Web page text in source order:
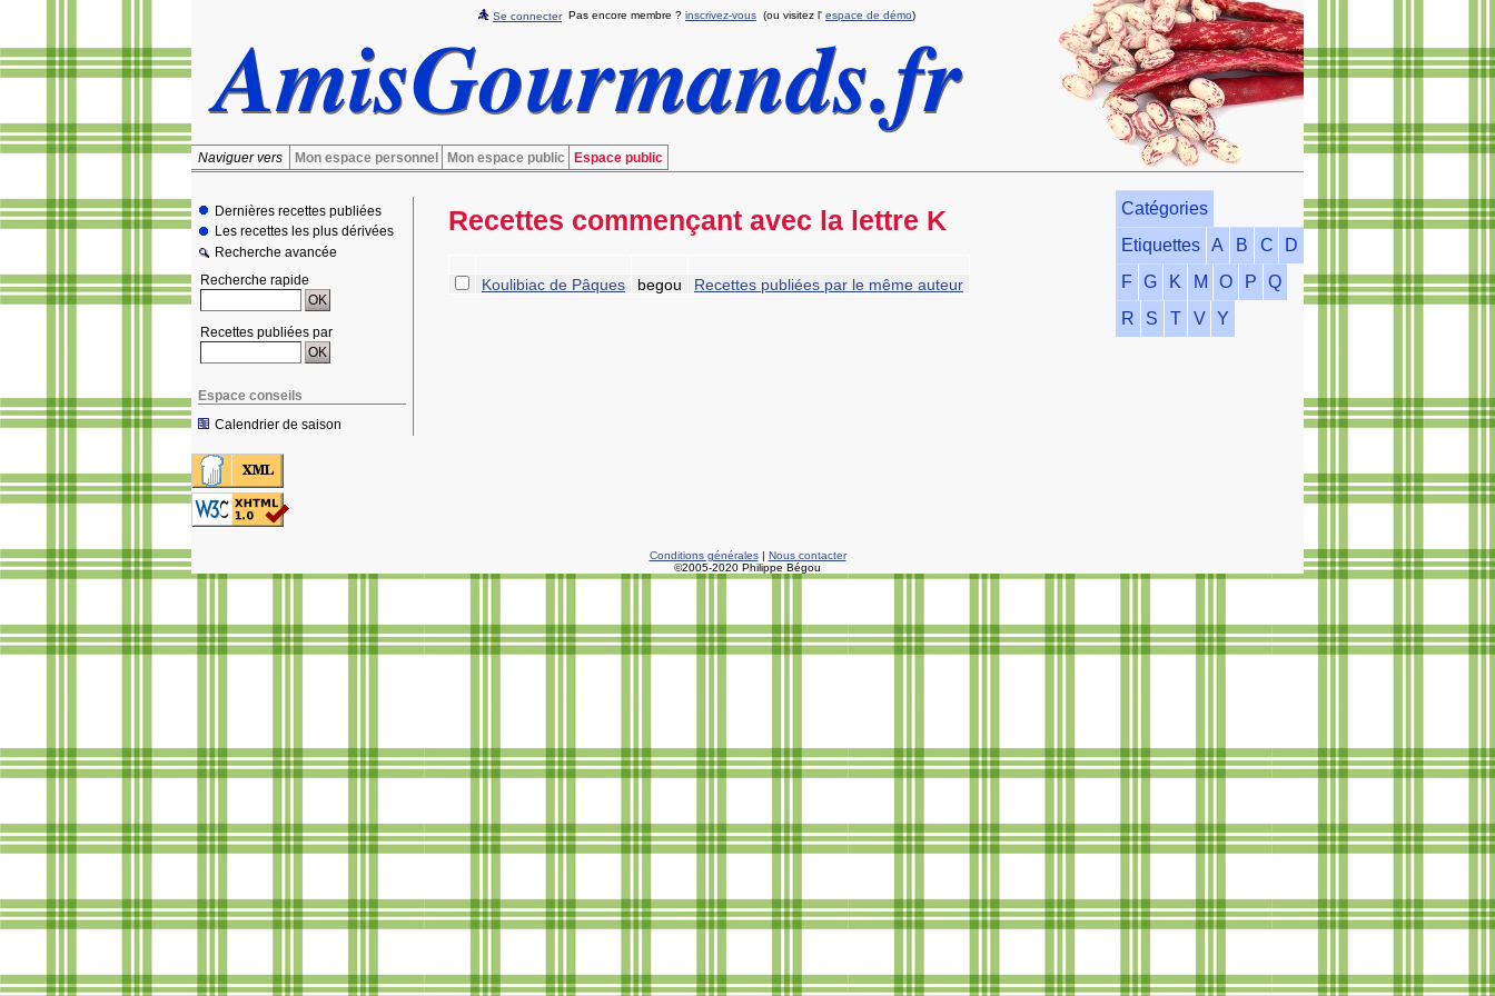
Se connecter Pas encore membre ? inscrivez-vous (ou visitez l' espace de démo)
Naviguer vers Mon espace personnel Mon espace public Espace public
Dernières recettes publiées
Les recettes les plus dérivées
Recherche avancée
Recherche rapide
Recettes publiées par
Espace conseils
Calendrier de saison
Recettes commençant avec la lettre K
Koulibiac de Pâques begou Recettes publiées par le même auteur
Catégories
Etiquettes
A B C
D
F
G K M O P
Q
R
S T V Y
Conditions générales| Nous contacter
©2005-2020 Philippe Bégou